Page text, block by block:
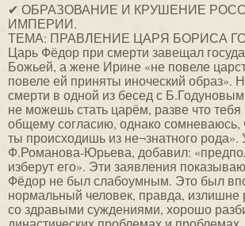
✔ ОБРАЗОВАНИЕ И КРУШЕНИЕ
ИМПЕРИИ.
ТЕМА: ПРАВЛЕНИЕ ЦАРЯ БОРИСА
Царь Фёдор при смерти завещал
Божьей, а жене Ирине «не повеле
повеле ей приняты иноческий образ».
смерти в одной из бесед с
не можешь стать царём, разве что тебя
общему согласию, однако сомневаюсь,
ты происходишь из не¬знатного рода».
Ф.Романова-Юрьева, добавил:
изберут его». Эти заявления
Фёдор не был слабоумным. Это был
нормальный человек, правда, излишне
со здравыми суждениями, хорошо